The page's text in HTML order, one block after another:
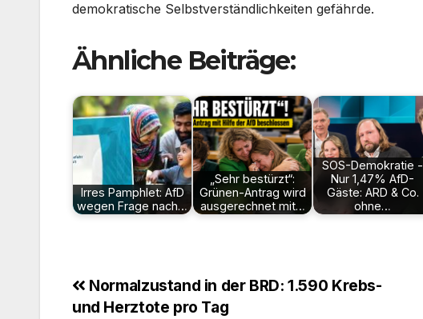
demokratische Selbstverständlichkeiten gefährde.
Ähnliche Beiträge:
Irres Pamphlet: AfD
wegen Frage nach…
„Sehr bestürzt“:
Grünen-Antrag wird
ausgerechnet mit…
SOS-Demokratie -
Nur 1,47% AfD-
Gäste: ARD & Co.
ohne…
Beitragsnavigation
Normalzustand in der BRD: 1.590 Krebs-
und Herztote pro Tag